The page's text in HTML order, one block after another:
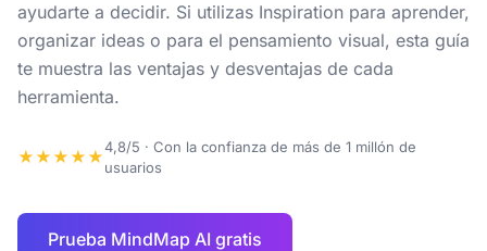
ayudarte a decidir. Si utilizas Inspiration para aprender,
organizar ideas o para el pensamiento visual, esta guía
te muestra las ventajas y desventajas de cada
herramienta.
★★★★★4,8/5 · Con la confianza de más de 1 millón de
usuarios
Prueba MindMap AI gratis